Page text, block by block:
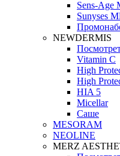
Sens-Age
Sunyses
NEWDERMIS
Vitamin C
High
High
HIA 5
Micellar
Саше
MESORAM
NEOLINE
MERZ